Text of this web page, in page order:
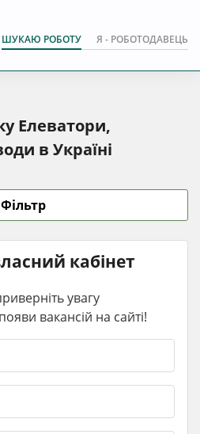
ШУКАЮ РОБОТУ Я - РОБОТОДАВЕЦЬ
Елеватори,
в Україні
Фільтр
кабінет
увагу
вакансій на сайті!